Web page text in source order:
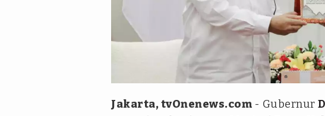
Jakarta, tvOnenews.com - Gubernur